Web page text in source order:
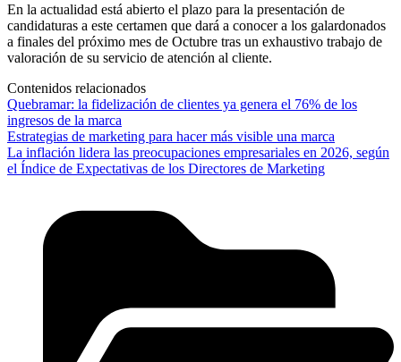
En la actualidad está abierto el plazo para la presentación de
candidaturas a este certamen que dará a conocer a los galardonados
a finales del próximo mes de Octubre tras un exhaustivo trabajo de
valoración de su servicio de atención al cliente.
Contenidos relacionados
Quebramar: la fidelización de clientes ya genera el 76% de los
ingresos de la marca
Estrategias de marketing para hacer más visible una marca
La inflación lidera las preocupaciones empresariales en 2026, según
el Índice de Expectativas de los Directores de Marketing